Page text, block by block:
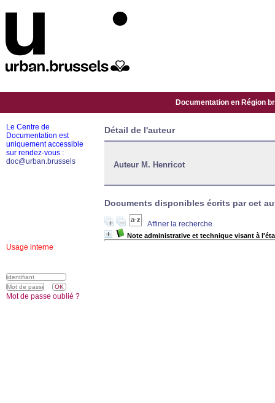
Documentation en Région
Détail de l'auteur
Auteur M. Henricot
Documents disponibles écrits par cet
Affiner la recherche
Note administrative et technique visant à
Le Centre de
Documentation est
uniquement accessible
sur rendez-vous :
doc@urban.brussels
Usage interne
Mot de passe oublié ?